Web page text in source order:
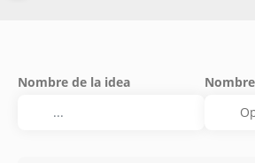
Nombre de la idea